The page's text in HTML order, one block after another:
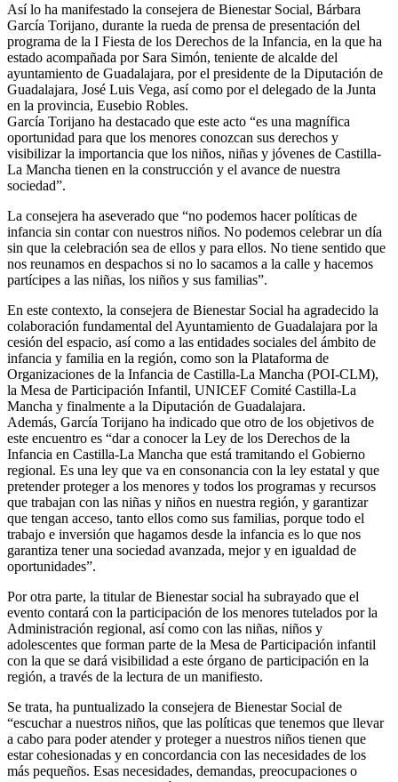
Así lo ha manifestado la consejera de Bienestar Social, Bárbara
García Torijano, durante la rueda de prensa de presentación del
programa de la I Fiesta de los Derechos de la Infancia, en la que ha
estado acompañada por Sara Simón, teniente de alcalde del
ayuntamiento de Guadalajara, por el presidente de la Diputación de
Guadalajara, José Luis Vega, así como por el delegado de la Junta
en la provincia, Eusebio Robles.
García Torijano ha destacado que este acto “es una magnífica
oportunidad para que los menores conozcan sus derechos y
visibilizar la importancia que los niños, niñas y jóvenes de Castilla-
La Mancha tienen en la construcción y el avance de nuestra
sociedad”.
La consejera ha aseverado que “no podemos hacer políticas de
infancia sin contar con nuestros niños. No podemos celebrar un día
sin que la celebración sea de ellos y para ellos. No tiene sentido que
nos reunamos en despachos si no lo sacamos a la calle y hacemos
partícipes a las niñas, los niños y sus familias”.
En este contexto, la consejera de Bienestar Social ha agradecido la
colaboración fundamental del Ayuntamiento de Guadalajara por la
cesión del espacio, así como a las entidades sociales del ámbito de
infancia y familia en la región, como son la Plataforma de
Organizaciones de la Infancia de Castilla-La Mancha (POI-CLM),
la Mesa de Participación Infantil, UNICEF Comité Castilla-La
Mancha y finalmente a la Diputación de Guadalajara.
Además, García Torijano ha indicado que otro de los objetivos de
este encuentro es “dar a conocer la Ley de los Derechos de la
Infancia en Castilla-La Mancha que está tramitando el Gobierno
regional. Es una ley que va en consonancia con la ley estatal y que
pretender proteger a los menores y todos los programas y recursos
que trabajan con las niñas y niños en nuestra región, y garantizar
que tengan acceso, tanto ellos como sus familias, porque todo el
trabajo e inversión que hagamos desde la infancia es lo que nos
garantiza tener una sociedad avanzada, mejor y en igualdad de
oportunidades”.
Por otra parte, la titular de Bienestar social ha subrayado que el
evento contará con la participación de los menores tutelados por la
Administración regional, así como con las niñas, niños y
adolescentes que forman parte de la Mesa de Participación infantil
con la que se dará visibilidad a este órgano de participación en la
región, a través de la lectura de un manifiesto.
Se trata, ha puntualizado la consejera de Bienestar Social de
“escuchar a nuestros niños, que las políticas que tenemos que llevar
a cabo para poder atender y proteger a nuestros niños tienen que
estar cohesionadas y en concordancia con las necesidades de los
más pequeños. Esas necesidades, demandas, preocupaciones o